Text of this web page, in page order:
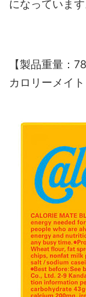
になっています
【製品重量：
カロリーメイ